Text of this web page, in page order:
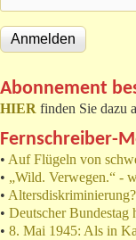
Abonnement
HIER finden Sie dazu
Fernschreiber-
• Auf Flügeln von
• „Wild. Verwegen.“ -
•
• Deutscher Bundestag
• 8. Mai 1945: Als in